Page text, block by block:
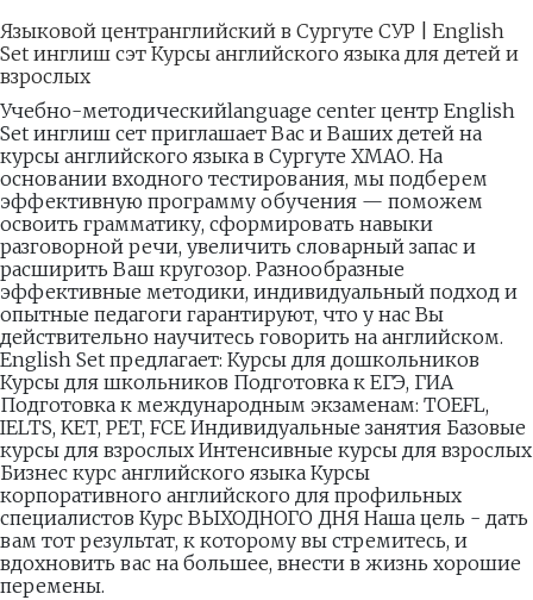
Языковой центранглийский в Сургуте СУР | English
Set инглиш сэт Курсы английского языка для детей и
взрослых
Учебно-методическийlanguage center центр English
Set инглиш сет приглашает Вас и Ваших детей на
курсы английского языка в Сургуте ХМАО. На
основании входного тестирования, мы подберем
эффективную программу обучения — поможем
освоить грамматику, сформировать навыки
разговорной речи, увеличить словарный запас и
расширить Ваш кругозор. Разнообразные
эффективные методики, индивидуальный подход и
опытные педагоги гарантируют, что у нас Вы
действительно научитесь говорить на английском.
English Set предлагает: Курсы для дошкольников
Курсы для школьников Подготовка к ЕГЭ, ГИА
Подготовка к международным экзаменам: TOEFL,
IELTS, KET, PET, FCE Индивидуальные занятия Базовые
курсы для взрослых Интенсивные курсы для взрослых
Бизнес курс английского языка Курсы
корпоративного английского для профильных
специалистов Курс ВЫХОДНОГО ДНЯ Наша цель - дать
вам тот результат, к которому вы стремитесь, и
вдохновить вас на большее, внести в жизнь хорошие
перемены.